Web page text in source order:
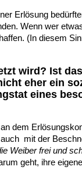
Erlösung
Wenn wer
(In diesem
wird? Ist
eher ein
eines
dem
mit der
Weiber frei und
geht, ihre